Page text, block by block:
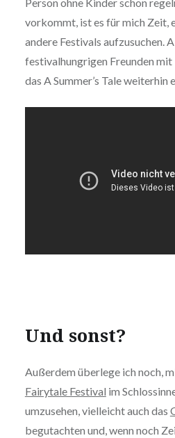
vorkommt, ist es für mich Zeit,
andere Festivals aufzusuchen.
festivalhungrigen Freunden
das A Summer’s Tale weiterhin
Und sonst?
Außerdem überlege ich noch,
Fairytale Festival im
umzusehen, vielleicht auch das
begutachten und, wenn noch